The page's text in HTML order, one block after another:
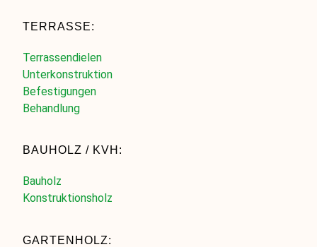
TERRASSE:
Terrassendielen
Unterkonstruktion
Befestigungen
Behandlung
BAUHOLZ / KVH:
Bauholz
Konstruktionsholz
GARTENHOLZ: